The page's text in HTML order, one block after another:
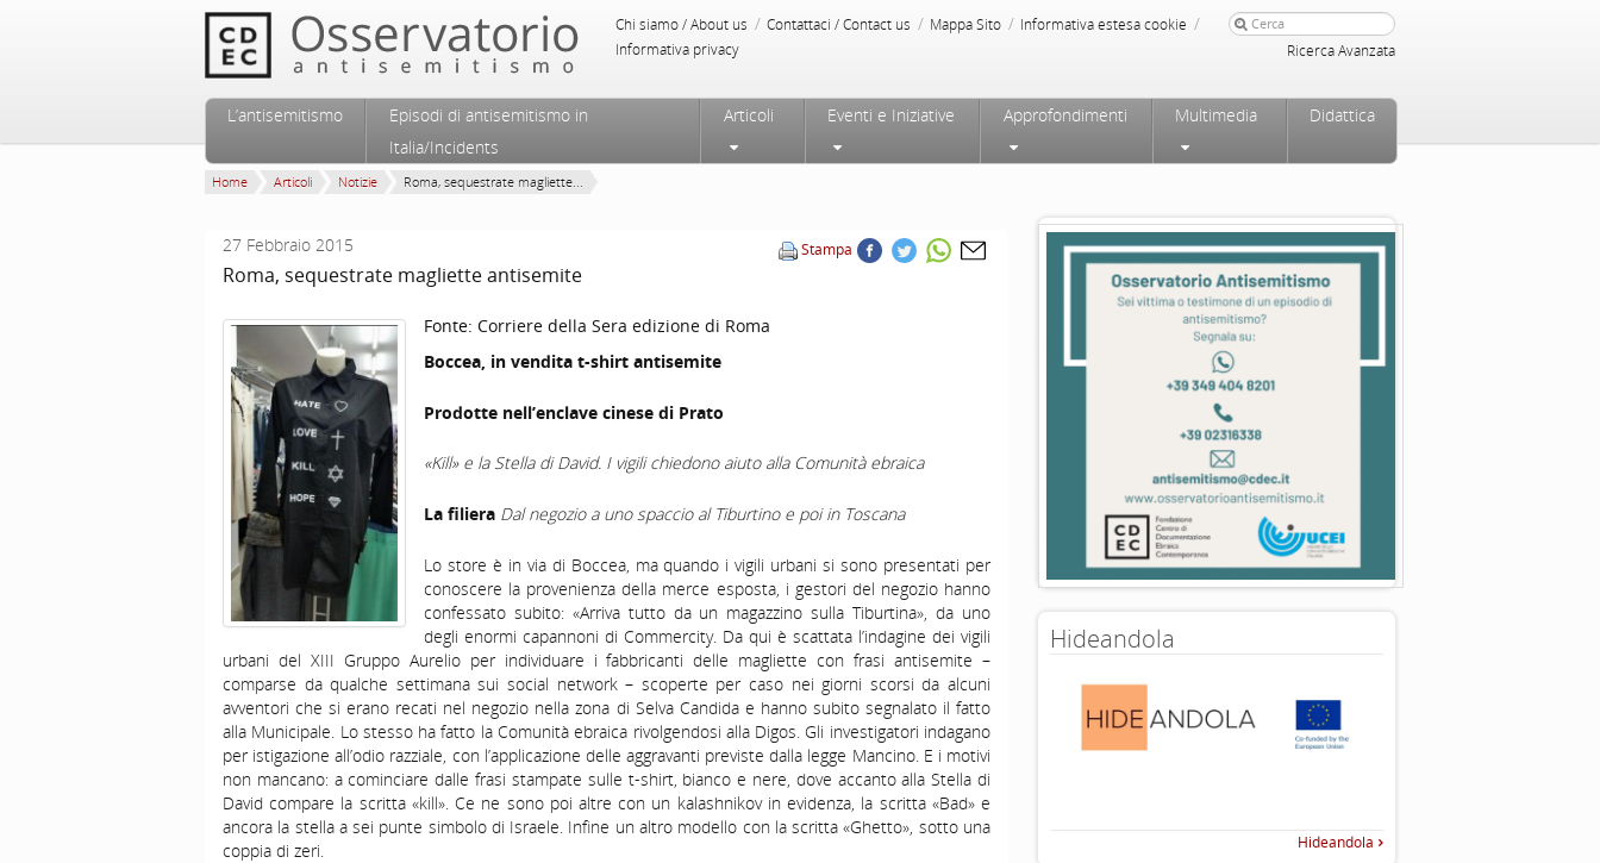
Chi siamo / About us / Contattaci / Contact us / Mappa Sito / Informativa estesa cookie /
Informativa privacy Ricerca Avanzata
Menu principale
Vai al contenuto principale
Vai al contenuto secondario
L’antisemitismo
Episodi di antisemitismo in
Italia/Incidents
Articoli Eventi e Iniziative Approfondimenti Multimedia Didattica
Home Articoli Notizie Roma, sequestrate magliette...
Stampa
27 Febbraio 2015
Roma, sequestrate magliette antisemite
Fonte: Corriere della Sera edizione di Roma
Boccea, in vendita t-shirt antisemite
Prodotte nell’enclave cinese di Prato
«Kill» e la Stella di David. I vigili chiedono aiuto alla Comunità ebraica
La filiera Dal negozio a uno spaccio al Tiburtino e poi in Toscana
Lo store è in via di Boccea, ma quando i vigili urbani si sono presentati per
conoscere la provenienza della merce esposta, i gestori del negozio hanno
confessato subito: «Arriva tutto da un magazzino sulla Tiburtina», da uno
degli enormi capannoni di Commercity. Da qui è scattata l’indagine dei vigili
urbani del XIII Gruppo Aurelio per individuare i fabbricanti delle magliette con frasi antisemite –
comparse da qualche settimana sui social network – scoperte per caso nei giorni scorsi da alcuni
avventori che si erano recati nel negozio nella zona di Selva Candida e hanno subito segnalato il fatto
alla Municipale. Lo stesso ha fatto la Comunità ebraica rivolgendosi alla Digos. Gli investigatori indagano
per istigazione all’odio razziale, con l’applicazione delle aggravanti previste dalla legge Mancino. E i motivi
non mancano: a cominciare dalle frasi stampate sulle t-shirt, bianco e nere, dove accanto alla Stella di
David compare la scritta «kill». Ce ne sono poi altre con un kalashnikov in evidenza, la scritta «Bad» e
ancora la stella a sei punte simbolo di Israele. Infine un altro modello con la scritta «Ghetto», sotto una
coppia di zeri.
Hideandola
Hideandola